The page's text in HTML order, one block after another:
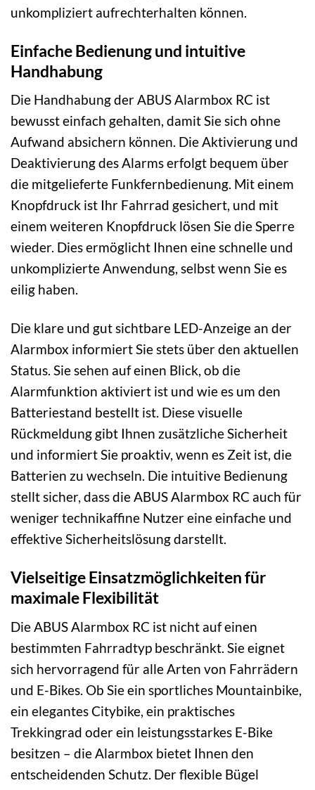
unkompliziert aufrechterhalten können.
Einfache Bedienung und intuitive
Handhabung
Die Handhabung der ABUS Alarmbox RC ist
bewusst einfach gehalten, damit Sie sich ohne
Aufwand absichern können. Die Aktivierung und
Deaktivierung des Alarms erfolgt bequem über
die mitgelieferte Funkfernbedienung. Mit einem
Knopfdruck ist Ihr Fahrrad gesichert, und mit
einem weiteren Knopfdruck lösen Sie die Sperre
wieder. Dies ermöglicht Ihnen eine schnelle und
unkomplizierte Anwendung, selbst wenn Sie es
eilig haben.
Die klare und gut sichtbare LED-Anzeige an der
Alarmbox informiert Sie stets über den aktuellen
Status. Sie sehen auf einen Blick, ob die
Alarmfunktion aktiviert ist und wie es um den
Batteriestand bestellt ist. Diese visuelle
Rückmeldung gibt Ihnen zusätzliche Sicherheit
und informiert Sie proaktiv, wenn es Zeit ist, die
Batterien zu wechseln. Die intuitive Bedienung
stellt sicher, dass die ABUS Alarmbox RC auch für
weniger technikaffine Nutzer eine einfache und
effektive Sicherheitslösung darstellt.
Vielseitige Einsatzmöglichkeiten für
maximale Flexibilität
Die ABUS Alarmbox RC ist nicht auf einen
bestimmten Fahrradtyp beschränkt. Sie eignet
sich hervorragend für alle Arten von Fahrrädern
und E-Bikes. Ob Sie ein sportliches Mountainbike,
ein elegantes Citybike, ein praktisches
Trekkingrad oder ein leistungsstarkes E-Bike
besitzen – die Alarmbox bietet Ihnen den
entscheidenden Schutz. Der flexible Bügel